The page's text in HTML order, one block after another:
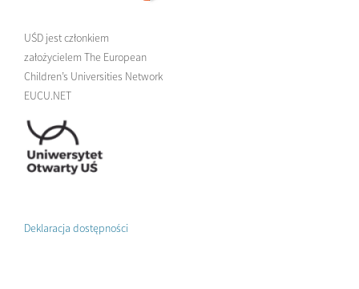
UŚD jest członkiem
założycielem The European
Children’s Universities Network
EUCU.NET
Deklaracja dostępności